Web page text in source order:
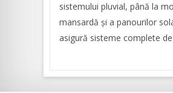
sistemului pluvial, până la
mansardă și a panourilor
asigură sisteme complete